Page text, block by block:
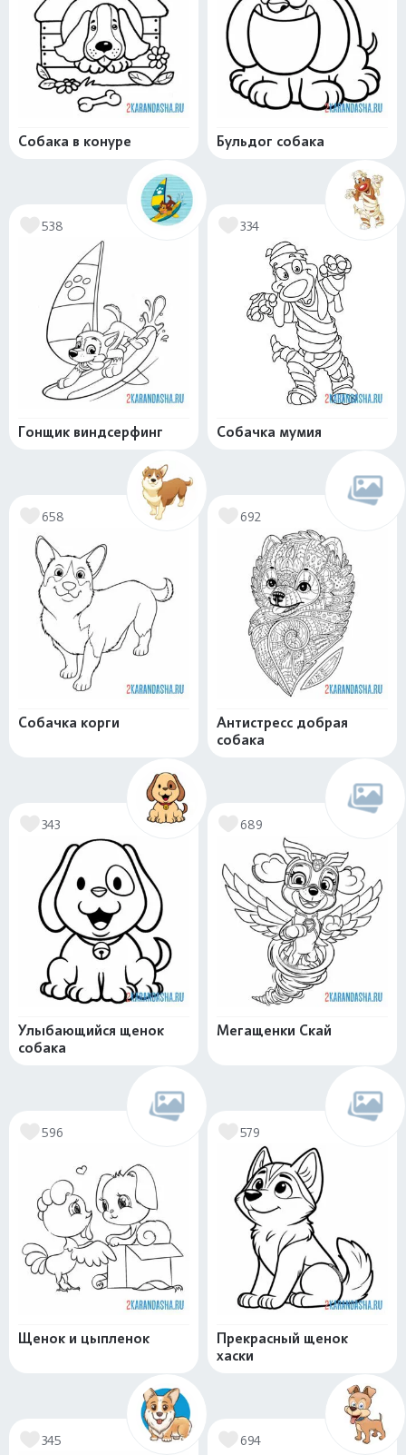
Собака в конуре Бульдог собака
538
Гонщик виндсерфинг
334
Собачка мумия
658
Собачка корги
692
Антистресс добрая
собака
343
Улыбающийся щенок
собака
689
Мегащенки Скай
596
Щенок и цыпленок
579
Прекрасный щенок
хаски
345 694